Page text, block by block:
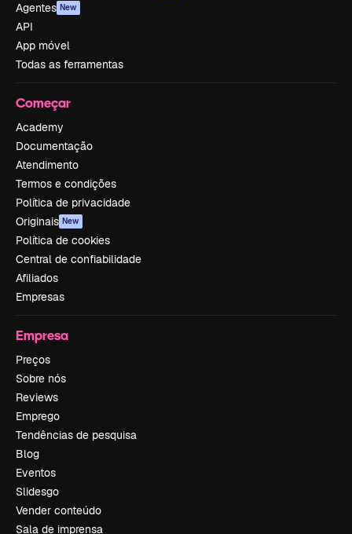
Agentes New
API
App móvel
Todas as ferramentas
Começar
Academy
Documentação
Atendimento
Termos e condições
Política de privacidade
Originais New
Política de cookies
Central de confiabilidade
Afiliados
Empresas
Empresa
Preços
Sobre nós
Reviews
Emprego
Tendências de pesquisa
Blog
Eventos
Slidesgo
Vender conteúdo
Sala de imprensa